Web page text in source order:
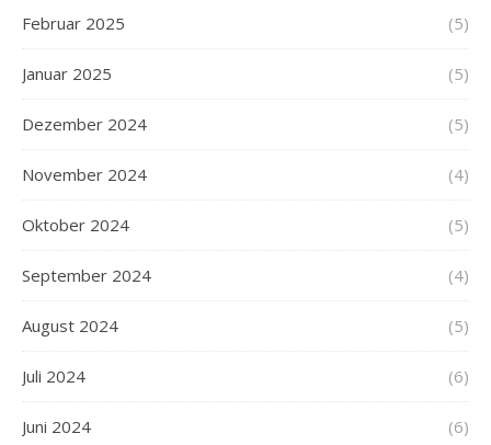
Februar 2025 (5)
Januar 2025 (5)
Dezember 2024 (5)
November 2024 (4)
Oktober 2024 (5)
September 2024 (4)
August 2024 (5)
Juli 2024 (6)
Juni 2024 (6)